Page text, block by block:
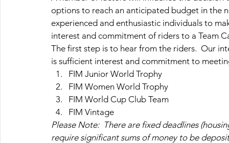
options to reach an anticipated budget in the
experienced and enthusiastic individuals to
interest and commitment of riders to a Team
The first step is to hear from the riders.  Our
is sufficient interest and commitment to
FIM Junior World Trophy
FIM Women World Trophy
FIM World Cup Club Team
FIM Vintage
Please Note:  There are fixed deadlines
require significant sums of money to be